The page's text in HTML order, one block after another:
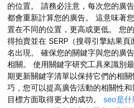
的位置。 請務必注意，每次您的廣
都會重新計算您的廣告。 這意味著
置在不同的位置，更高或更低。 您
得拍賣並在 SERP（搜尋引擎結果
名出現。 確保您的關鍵字與您的廣
相關。 使用關鍵字研究工具來識別
期更新關鍵字清單以保持它們的相
巧，您可以提高廣告活動的相關性
目標方面取得更大的成功。 seo是什